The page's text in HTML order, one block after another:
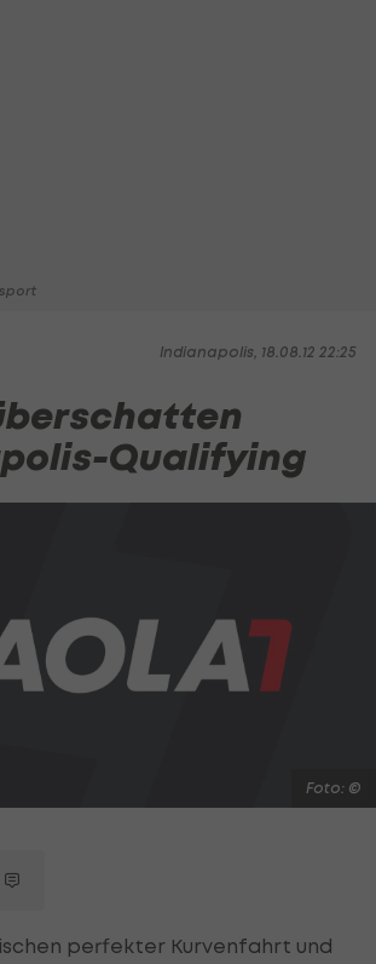
Indianapolis, 18.08.12 22:25
Qualifying
Foto: ©
perfekter Kurvenfahrt und